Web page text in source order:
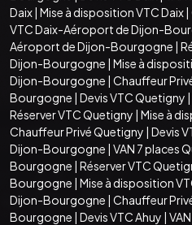
Daix| Mise à disposition VTC Daix|
VTC Daix-Aéroport de Dijon-
Aéroport de Dijon-Bourgogne |
Dijon-Bourgogne | Mise à
Dijon-Bourgogne | Chauffeur
Bourgogne | Devis VTC Quetigny |
Réserver VTC Quetigny | Mise à
Chauffeur Privé Quetigny | Devis
Dijon-Bourgogne | VAN 7 places
Bourgogne | Réserver VTC
Bourgogne | Mise à disposition
Dijon-Bourgogne | Chauffeur
Bourgogne | Devis VTC Ahuy |